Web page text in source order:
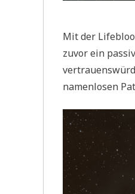
Mit der
zuvor ein
namenlosen